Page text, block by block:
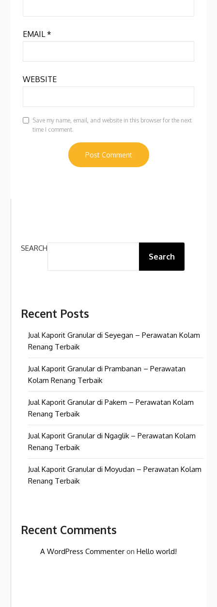
EMAIL*
WEBSITE
Save my name, email, and website in this browser for the next
time I comment.
SEARCH
Search
Recent Posts
Jual Kaporit Granular di Seyegan – Perawatan Kolam
Renang Terbaik
Jual Kaporit Granular di Prambanan – Perawatan
Kolam Renang Terbaik
Jual Kaporit Granular di Pakem – Perawatan Kolam
Renang Terbaik
Jual Kaporit Granular di Ngaglik – Perawatan Kolam
Renang Terbaik
Jual Kaporit Granular di Moyudan – Perawatan Kolam
Renang Terbaik
Recent Comments
A WordPress Commenter onHello world!